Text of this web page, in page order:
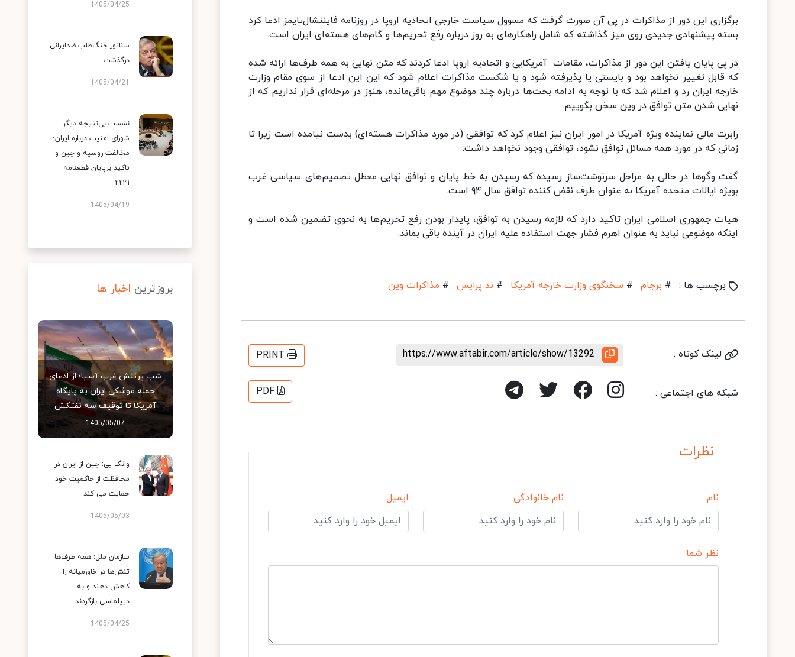
برگزاری این دور از مذاکرات در پی آن صورت گرفت که مسوول سیاست خارجی اتحادیه اروپا در روزنامه فایننشال‌تایمز ادعا کرد
بسته پیشنهادی جدیدی روی میز گذاشته که شامل راهکارهای به روز درباره رفع تحریم‌ها و گام‌های هسته‌ای ایران است.
در پی پایان یافتن این دور از مذاکرات، مقامات آمریکایی و اتحادیه اروپا ادعا کردند که متن نهایی به همه طرف‌ها ارائه شده
که قابل تغییر نخواهد بود و بایستی یا پذیرفته شود و یا شکست مذاکرات اعلام شود که این این ادعا از سوی مقام وزارت
خارجه ایران رد و اعلام شد که با توجه به ادامه بحث‌ها درباره چند موضوع مهم باقی‌مانده، هنوز در مرحله‌ای قرار نداریم که از
نهایی شدن متن توافق در وین سخن بگوییم.
رابرت مالی نماینده ویژه آمریکا در امور ایران نیز اعلام کرد که توافقی (در مورد مذاکرات هسته‌ای) بدست نیامده است زیرا تا
زمانی که در مورد همه مسائل توافق نشود، توافقی وجود نخواهد داشت.
گفت‌ وگوها در حالی به مراحل سرنوشت‌ساز رسیده که رسیدن به خط پایان و توافق نهایی معطل تصمیم‌های سیاسی غرب
بویژه ایالات متحده آمریکا به عنوان طرف نقض کننده توافق سال ۹۴ است.
هیات جمهوری اسلامی ایران تاکید دارد که لازمه رسیدن به توافق، پایدار بودن رفع تحریم‌ها به نحوی تضمین شده است و
اینکه موضوعی نباید به عنوان اهرم فشار جهت استفاده علیه ایران در آینده باقی بماند.
برچسب ها : # برجام # سخنگوی وزارت خارجه آمریکا # ند پرایس # مذاکرات وین
لینک کوتاه : https://www.aftabir.com/article/show/13292
PRINT
شبکه های اجتماعی : PDF
نظرات
نام نام خانوادگی ایمیل
نظر شما
1405/04/25
سناتور جنگ‌طلب ضدایرانی
درگذشت
1405/04/21
نشست بی‌نتیجه دیگر
شورای امنیت درباره ایران؛
مخالفت روسیه و چین و
تاکید برپایان قطعنامه
۲۲۳۱
1405/04/19
بروزترین اخبار ها
شب پرتنش غرب آسیا؛ از ادعای
حمله موشکی ایران به پایگاه
آمریکا تا توقیف سه نفتکش
1405/05/07
وانگ یی: چین از ایران در
محافظت از حاکمیت خود
حمایت می کند
1405/05/03
سازمان ملل: همه طرف‌ها
تنش‌ها در خاورمیانه را
کاهش دهند و به
دیپلماسی بازگردند
1405/04/25